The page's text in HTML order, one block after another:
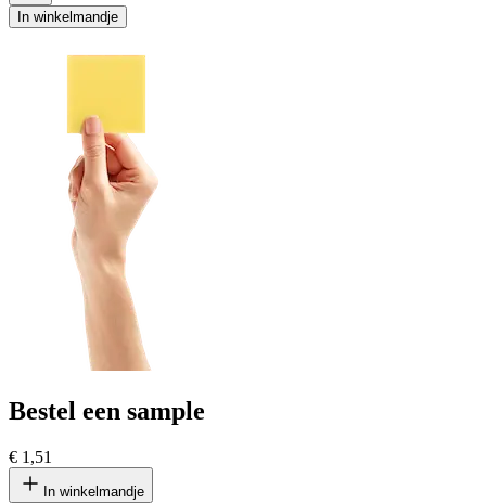
In winkelmandje
Bestel een sample
€ 1,51
In winkelmandje